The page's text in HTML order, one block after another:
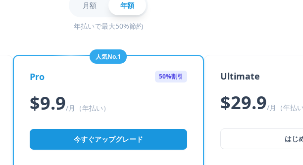
月額 年額
年払いで最大50%節約
人気No.1
Pro 50%割引
$9.9/月（年払い）
今すぐアップグレード
Ultimate
$29.9/月（年払い
はじ